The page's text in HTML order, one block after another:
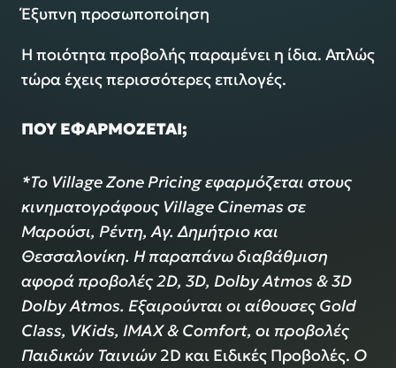
Έξυπνη προσωποποίηση
Η ποιότητα προβολής παραμένει η ίδια. Απλώς
τώρα έχεις περισσότερες επιλογές.
ΠΟΥ ΕΦΑΡΜΟΖΕΤΑΙ;
*Το Village Zone Pricing εφαρμόζεται στους
κινηματογράφους Village Cinemas σε
Μαρούσι, Ρέντη, Αγ. Δημήτριο και
Θεσσαλονίκη. Η παραπάνω διαβάθμιση
αφορά προβολές 2D, 3D, Dolby Atmos & 3D
Dolby Atmos. Εξαιρούνται οι αίθουσες Gold
Class, VKids, IMAX & Comfort, οι προβολές
Παιδικών Ταινιών 2D και Ειδικές Προβολές. Ο